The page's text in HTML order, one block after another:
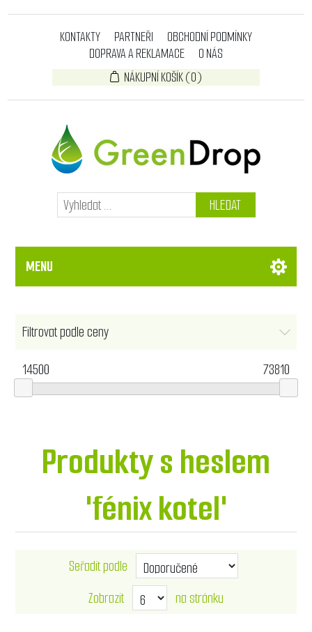
KONTAKTY PARTNEŘI
OBCHODNÍ PODMÍNKY
DOPRAVA A REKLAMACE
O NÁS
NÁKUPNÍ KOŠÍK(0)
HLEDAT
MENU
Filtrovat podle ceny
14500
73810
Produkty s heslem
'fénix kotel'
Seřadit podle
Zobrazit
na stránku